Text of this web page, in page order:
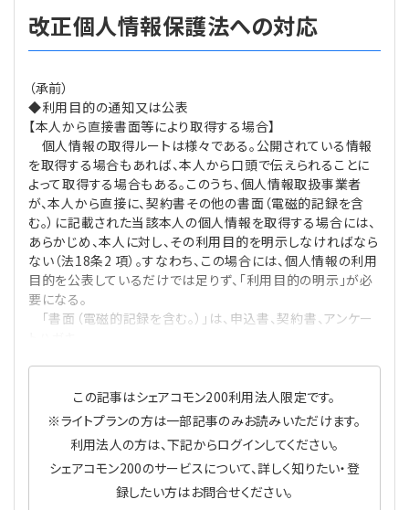
【連載】非営利法人AtoZei
【連載】AI活用のすすめ
【連載】IT実務一問一答
改正個人情報保護法への対応
（承前）
◆利用目的の通知又は公表
【本人から直接書面等により取得する場合】
個人情報の取得ルートは様々である。公開されている情報
を取得する場合もあれば、本人から口頭で伝えられることに
よって取得する場合もある。このうち、個人情報取扱事業者
が、本人から直接に、契約書その他の書面（電磁的記録を含
む。）に記載された当該本人の個人情報を取得する場合には、
あらかじめ、本人に対し、その利用目的を明示しなければなら
ない（法18条2 項）。すなわち、この場合には、個人情報の利用
目的を公表しているだけでは足りず、「利用目的の明示」が必
要になる。
「書面（電磁的記録を含む。）」は、申込書、契約書、アンケー
この記事はシェアコモン200利用法人限定です。
※ライトプランの方は一部記事のみお読みいただけます。
利用法人の方は、下記からログインしてください。
シェアコモン200のサービスについて、詳しく知りたい・登
録したい方はお問合せください。